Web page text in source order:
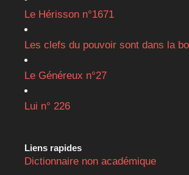
Le Hérisson n°1671
Les clefs du pouvoir sont dans la
Le Généreux n°27
Lui n° 226
Liens rapides
Dictionnaire non académique